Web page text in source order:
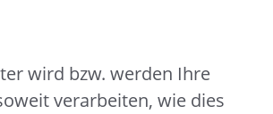
wird bzw. werden Ihre
verarbeiten, wie dies